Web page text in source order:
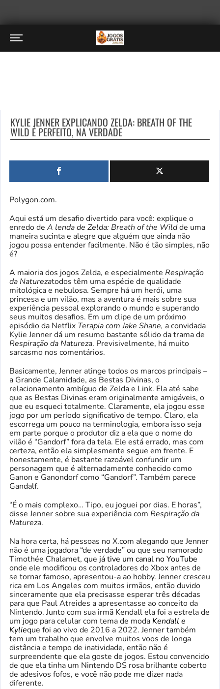
KYLIE JENNER EXPLICANDO ZELDA: BREATH OF THE
WILD É PERFEITO, NA VERDADE
Polygon.com.
Aqui está um desafio divertido para você: explique o
enredo de A lenda de Zelda: Breath of the Wildde uma
maneira sucinta e alegre que alguém que ainda não
jogou possa entender facilmente. Não é tão simples, não
é?
A maioria dos jogos Zelda, e especialmente Respiração
da Naturezatodos têm uma espécie de qualidade
mitológica e nebulosa. Sempre há um herói, uma
princesa e um vilão, mas a aventura é mais sobre sua
experiência pessoal explorando o mundo e superando
seus muitos desafios. Em um clipe de um próximo
episódio da Netflix Terapia com Jake Shane, a convidada
Kylie Jenner dá um resumo bastante sólido da trama de
Respiração da Natureza. Previsivelmente, há muito
sarcasmo nos comentários.
Basicamente, Jenner atinge todos os marcos principais –
a Grande Calamidade, as Bestas Divinas, o
relacionamento ambíguo de Zelda e Link. Ela até sabe
que as Bestas Divinas eram originalmente amigáveis, o
que eu esqueci totalmente. Claramente, ela jogou esse
jogo por um período significativo de tempo. Claro, ela
escorrega um pouco na terminologia, embora isso seja
em parte porque o produtor diz a ela que o nome do
vilão é “Gandorf” fora da tela. Ele está errado, mas com
certeza, então ela simplesmente segue em frente. E
honestamente, é bastante razoável confundir um
personagem que é alternadamente conhecido como
Ganon e Ganondorf como “Gandorf”. Também parece
Gandalf.
“É o mais complexo… Tipo, eu joguei por dias. E horas”,
disse Jenner sobre sua experiência com Respiração da
Natureza.
Na hora certa, há pessoas no X.com alegando que Jenner
não é uma jogadora “de verdade” ou que seu namorado
Timothée Chalamet, que já tive um canal no YouTube
onde ele modificou os controladores do Xbox antes de
se tornar famoso, apresentou-a ao hobby. Jenner cresceu
rica em Los Angeles com muitos irmãos, então duvido
sinceramente que ela precisasse esperar três décadas
para que Paul Atreides a apresentasse ao conceito da
Nintendo. Junto com sua irmã Kendall ela foi a estrela de
um jogo para celular com tema de moda Kendall e
Kylieque foi ao vivo de 2016 a 2022. Jenner também
tem um trabalho que envolve muitos voos de longa
distância e tempo de inatividade, então não é
surpreendente que ela goste de jogos. Estou convencido
de que ela tinha um Nintendo DS rosa brilhante coberto
de adesivos fofos, e você não pode me dizer nada
diferente.